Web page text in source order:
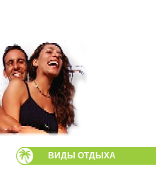
ВИДЫ ОТДЫХА